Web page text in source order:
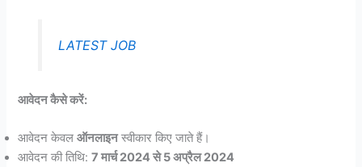
LATEST JOB
आवेदन कैसे करें:
आवेदन केवलऑनलाइनस्वीकार किए जाते हैं।
आवेदन की तिथि:7 मार्च 2024 से 5 अप्रैल 2024